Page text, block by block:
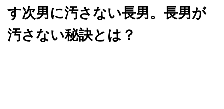
す次男に汚さない長男。長男が
汚さない秘訣とは？